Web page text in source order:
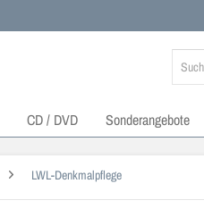
CD / DVD Sonderangebote
LWL-Denkmalpflege